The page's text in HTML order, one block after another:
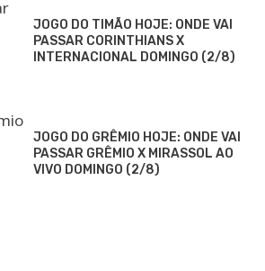
JOGO DO TIMÃO HOJE: ONDE VAI
PASSAR CORINTHIANS X
INTERNACIONAL DOMINGO (2/8)
JOGO DO GRÊMIO HOJE: ONDE VAI
PASSAR GRÊMIO X MIRASSOL AO
VIVO DOMINGO (2/8)